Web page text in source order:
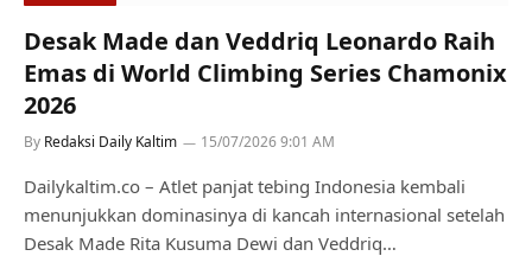
Desak Made dan Veddriq Leonardo Raih
Emas di World Climbing Series Chamonix
2026
By Redaksi Daily Kaltim 15/07/2026 9:01 AM
Dailykaltim.co – Atlet panjat tebing Indonesia kembali
menunjukkan dominasinya di kancah internasional setelah
Desak Made Rita Kusuma Dewi dan Veddriq…